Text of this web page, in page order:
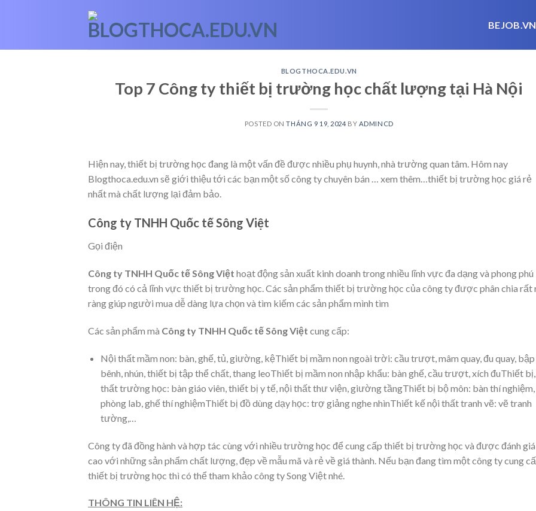
BEJOB.VN
BLOGTHOCA.EDU.VN
Top 7 Công ty thiết bị trường học chất lượng tại Hà Nội
POSTED ONTHÁNG 9 19, 2024 BY ADMINCD
Hiện nay, thiết bị trường học đang là một vấn đề được nhiều phụ huynh, nhà trường quan tâm. Hôm nay
Blogthoca.edu.vn sẽ giới thiệu tới các bạn một số công ty chuyên bán
… xem thêm… thiết bị trường học giá rẻ
nhất mà chất lượng lại đảm bảo.
Công ty TNHH Quốc tế Sông Việt
Gọi điện
Công ty TNHH Quốc tế Sông Việt hoạt động sản xuất kinh doanh trong nhiều lĩnh vực đa dạng và phong phú
trong đó có cả lĩnh vực thiết bị trường học. Các sản phẩm thiết bị trường học của công ty được phân chia rất
ràng giúp người mua dễ dàng lựa chọn và tìm kiếm các sản phẩm mình tìm
Các sản phẩm mà Công ty TNHH Quốc tế Sông Việt cung cấp:
Nội thất mầm non: bàn, ghế, tủ, giường, kệThiết bị mầm non ngoài trời: cầu trượt, mâm quay, đu quay, bập
bênh, nhún, thiết bị tập thể chất, thang leoThiết bị mầm non nhập khẩu: bàn ghế, cầu trượt, xích đuThiết
thất trường học: bàn giáo viên, thiết bị y tế, nội thất thư viện, giường tầngThiết bị bộ môn: bàn thí nghiệm,
phòng lab, ghế thí nghiệmThiết bị đồ dùng dạy học: trợ giảng nghe nhìnThiết kế nội thất tranh vẽ: vẽ tranh
tường,…
Công ty đã đồng hành và hợp tác cùng với nhiều trường học để cung cấp thiết bị trường học và được đánh giá
cao với những sản phẩm chất lượng, đẹp về mẫu mã và rẻ về giá thành. Nếu bạn đang tìm một công ty cung
thiết bị trường học thì có thể tham khảo công ty Song Việt nhé.
THÔNG TIN LIÊN HỆ: